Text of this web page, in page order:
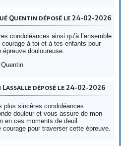
Quentin déposé le 24-02-2026
condoléances ainsi qu’à l’ensemble
à toi et à tes enfants pour
douloureuse.
Quentin
Lassalle déposé le 24-02-2026
plus sincères condoléances.
douleur et vous assure de mon
en ces moments de deuil.
pour traverser cette épreuve.